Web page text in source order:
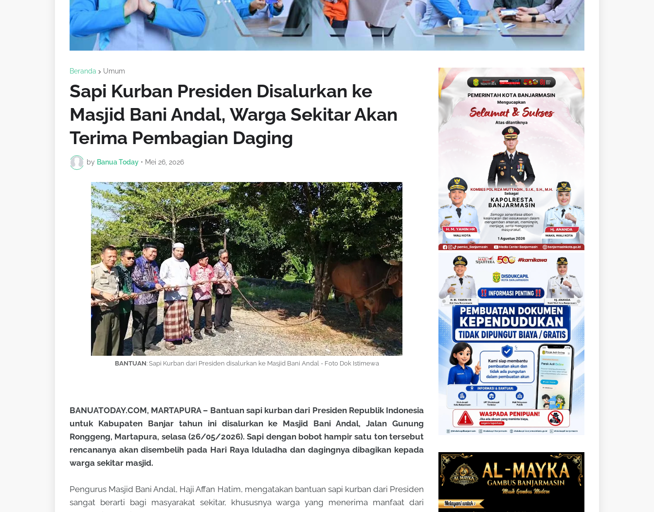
Beranda Umum
Sapi Kurban Presiden Disalurkan ke
Masjid Bani Andal, Warga Sekitar Akan
Terima Pembagian Daging
by Banua Today • Mei 26, 2026
BANTUAN: Sapi Kurban dari Presiden disalurkan ke Masjid Bani Andal - Foto Dok Istimewa
BANUATODAY.COM, MARTAPURA – Bantuan sapi kurban dari Presiden Republik Indonesia
untuk Kabupaten Banjar tahun ini disalurkan ke Masjid Bani Andal, Jalan Gunung
Ronggeng, Martapura, selasa (26/05/2026). Sapi dengan bobot hampir satu ton tersebut
rencananya akan disembelih pada Hari Raya Iduladha dan dagingnya dibagikan kepada
warga sekitar masjid.
Pengurus Masjid Bani Andal, Haji Affan Hatim, mengatakan bantuan sapi kurban dari Presiden
sangat berarti bagi masyarakat sekitar, khususnya warga yang menerima manfaat dari